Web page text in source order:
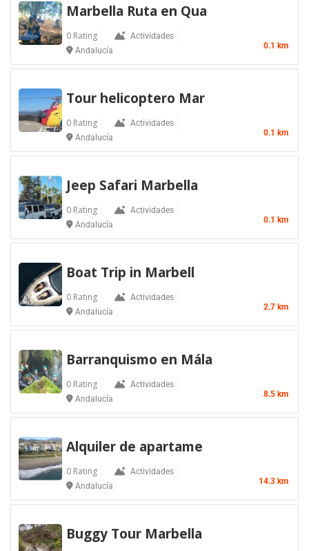
Marbella Ruta en Qua
0 Rating
Actividades
Andalucía
0.1 km
Tour helicoptero Mar
0 Rating
Actividades
Andalucía
0.1 km
Jeep Safari Marbella
0 Rating
Actividades
Andalucía
0.1 km
Boat Trip in Marbell
0 Rating
Actividades
Andalucía
2.7 km
Barranquismo en Mála
0 Rating
Actividades
Andalucía
8.5 km
Alquiler de apartame
0 Rating
Actividades
Andalucía
14.3 km
Buggy Tour Marbella